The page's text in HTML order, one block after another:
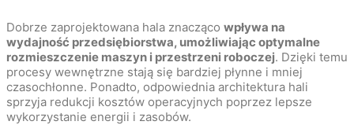
Dobrze zaprojektowana hala znacząco wpływa na
wydajność przedsiębiorstwa, umożliwiając optymalne
rozmieszczenie maszyn i przestrzeni roboczej. Dzięki temu
procesy wewnętrzne stają się bardziej płynne i mniej
czasochłonne. Ponadto, odpowiednia architektura hali
sprzyja redukcji kosztów operacyjnych poprzez lepsze
wykorzystanie energii i zasobów.